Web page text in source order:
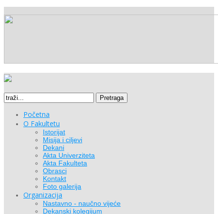
Pretraga
Početna
O Fakultetu
Istorijat
Misija i ciljevi
Dekani
Akta Univerziteta
Akta Fakulteta
Obrasci
Kontakt
Foto galerija
Organizacija
Nastavno - naučno vijeće
Dekanski kolegijum